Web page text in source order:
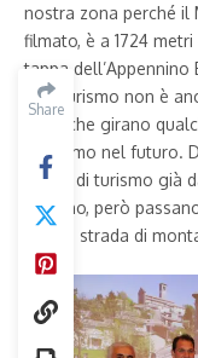
Share
nostra zona perché il
filmato, è a 1724
tappa dell’Appennino
cicloturismo non è
zona che girano
speriamo nel futuro.
paese di turismo già
pochino, però
nostra strada di